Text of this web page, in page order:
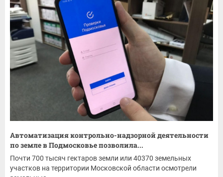
Автоматизация контрольно-надзорной деятельности
по земле в Подмосковье позволила...
Почти 700 тысяч гектаров земли или 40370 земельных
участков на территории Московской области осмотрели